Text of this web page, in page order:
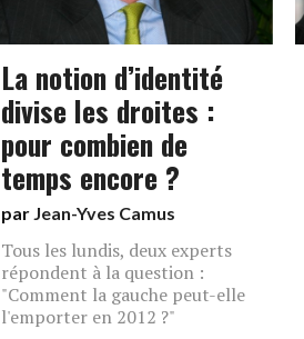
La notion d’identité
divise les droites :
pour combien de
temps encore ?
par Jean-Yves Camus
Tous les lundis, deux experts
répondent à la question :
"Comment la gauche peut-elle
l'emporter en 2012 ?"